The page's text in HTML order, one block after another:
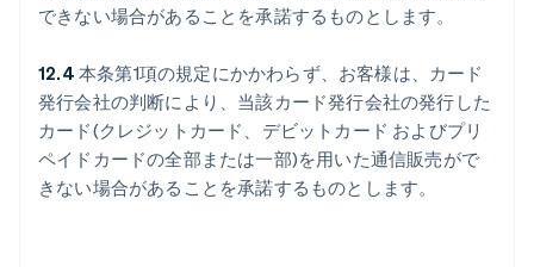
できない場合があることを承諾するものとします。
12.4 本条第1項の規定にかかわらず、お客様は、カード
発行会社の判断により、当該カード発行会社の発行した
カード(クレジットカード、デビットカード およびプリ
ペイドカードの全部または一部)を用いた通信販売がで
きない場合があることを承諾するものとします。